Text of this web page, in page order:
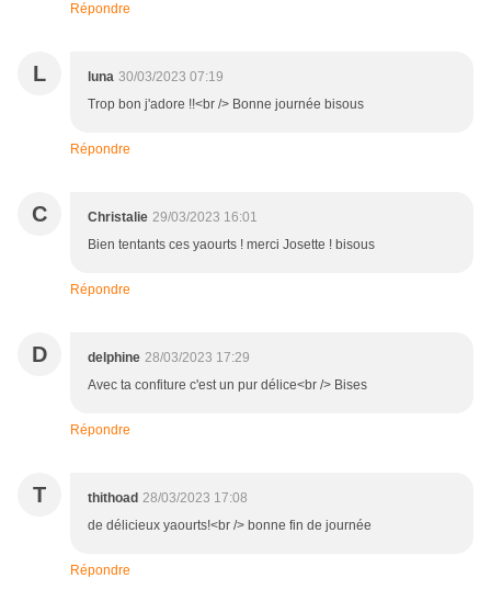
Répondre
L luna 30/03/2023 07:19
Trop bon j'adore !!<br /> Bonne journée bisous
Répondre
C Christalie 29/03/2023 16:01
Bien tentants ces yaourts ! merci Josette ! bisous
Répondre
D delphine 28/03/2023 17:29
Avec ta confiture c'est un pur délice<br /> Bises
Répondre
T thithoad 28/03/2023 17:08
de délicieux yaourts!<br /> bonne fin de journée
Répondre